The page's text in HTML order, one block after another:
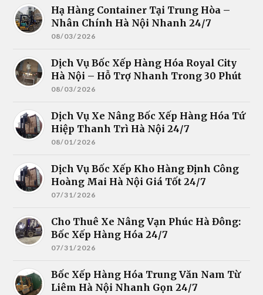
Hạ Hàng Container Tại Trung Hòa –
Nhân Chính Hà Nội Nhanh 24/7
08/03/2026
Dịch Vụ Bốc Xếp Hàng Hóa Royal City
Hà Nội – Hỗ Trợ Nhanh Trong 30 Phút
08/03/2026
Dịch Vụ Xe Nâng Bốc Xếp Hàng Hóa Tứ
Hiệp Thanh Trì Hà Nội 24/7
08/01/2026
Dịch Vụ Bốc Xếp Kho Hàng Định Công
Hoàng Mai Hà Nội Giá Tốt 24/7
07/31/2026
Cho Thuê Xe Nâng Vạn Phúc Hà Đông:
Bốc Xếp Hàng Hóa 24/7
07/31/2026
Bốc Xếp Hàng Hóa Trung Văn Nam Từ
Liêm Hà Nội Nhanh Gọn 24/7